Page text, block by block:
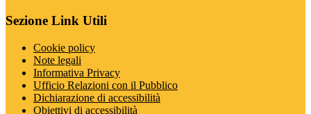
Sezione Link Utili
Cookie policy
Note legali
Informativa Privacy
Ufficio Relazioni con il Pubblico
Dichiarazione di accessibilità
Obiettivi di accessibilità